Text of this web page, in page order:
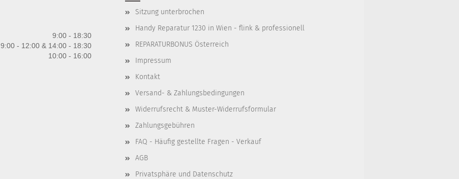
9:00 - 18:30
9:00 - 12:00 & 14:00 - 18:30
10:00 - 16:00
Sitzung unterbrochen
Handy Reparatur 1230 in Wien - flink & professionell
REPARATURBONUS Österreich
Impressum
Kontakt
Versand- & Zahlungsbedingungen
Widerrufsrecht & Muster-Widerrufsformular
Zahlungsgebühren
FAQ - Häufig gestellte Fragen - Verkauf
AGB
Privatsphäre und Datenschutz